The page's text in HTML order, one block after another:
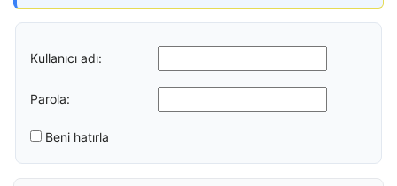
Kullanıcı adı:
Parola:
Beni hatırla